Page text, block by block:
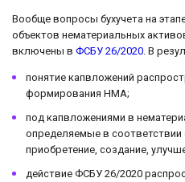
Вообще вопросы бухучета на
объектов нематериальных
включены в ФСБУ 26/2020. В
понятие капвложений
формирования НМА;
под капвложениями в
определяемые в
приобретение, создание,
действие ФСБУ 26/2020